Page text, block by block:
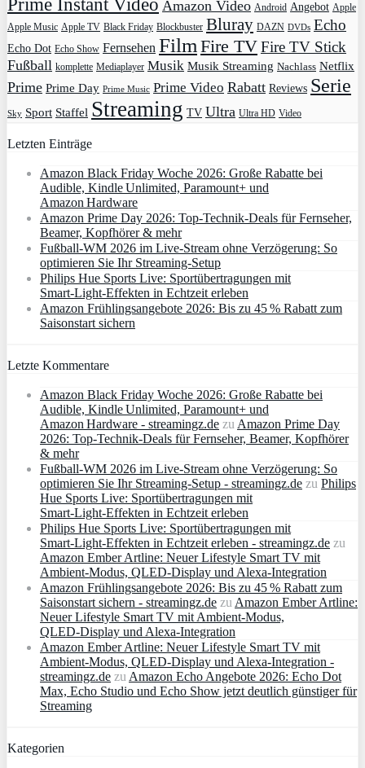
Amazon Video Android Angebot Apple
Apple Music Apple TV Black Friday Blockbuster Bluray DAZN DVDs Echo
Echo Dot Echo Show Fernsehen Film Fire TVFire TV Stick
Fußball komplette Mediaplayer Musik Musik Streaming Nachlass Netflix
Prime Prime Day Prime Music Prime Video Rabatt Reviews Serie
Sky Sport Staffel Streaming TV Ultra Ultra HD Video
Letzten Einträge
Amazon Black Friday Woche 2026: Große Rabatte bei
Audible, Kindle Unlimited, Paramount+ und
Amazon Hardware
Amazon Prime Day 2026: Top-Technik-Deals für Fernseher,
Beamer, Kopfhörer & mehr
Fußball-WM 2026 im Live-Stream ohne Verzögerung: So
optimieren Sie Ihr Streaming-Setup
Philips Hue Sports Live: Sportübertragungen mit
Smart‑Light‑Effekten in Echtzeit erleben
Amazon Frühlingsangebote 2026: Bis zu 45 % Rabatt zum
Saisonstart sichern
Letzte Kommentare
Amazon Black Friday Woche 2026: Große Rabatte bei
Audible, Kindle Unlimited, Paramount+ und
Amazon Hardware - streamingz.de zu Amazon Prime Day
2026: Top-Technik-Deals für Fernseher, Beamer, Kopfhörer
& mehr
Fußball-WM 2026 im Live-Stream ohne Verzögerung: So
optimieren Sie Ihr Streaming-Setup - streamingz.de zu Philips
Hue Sports Live: Sportübertragungen mit
Smart‑Light‑Effekten in Echtzeit erleben
Philips Hue Sports Live: Sportübertragungen mit
Smart‑Light‑Effekten in Echtzeit erleben - streamingz.de zu
Amazon Ember Artline: Neuer Lifestyle Smart TV mit
Ambient‑Modus, QLED‑Display und Alexa‑Integration
Amazon Frühlingsangebote 2026: Bis zu 45 % Rabatt zum
Saisonstart sichern - streamingz.de zu Amazon Ember Artline:
Neuer Lifestyle Smart TV mit Ambient‑Modus,
QLED‑Display und Alexa‑Integration
Amazon Ember Artline: Neuer Lifestyle Smart TV mit
Ambient‑Modus, QLED‑Display und Alexa‑Integration -
streamingz.de zu Amazon Echo Angebote 2026: Echo Dot
Max, Echo Studio und Echo Show jetzt deutlich günstiger für
Streaming
Kategorien